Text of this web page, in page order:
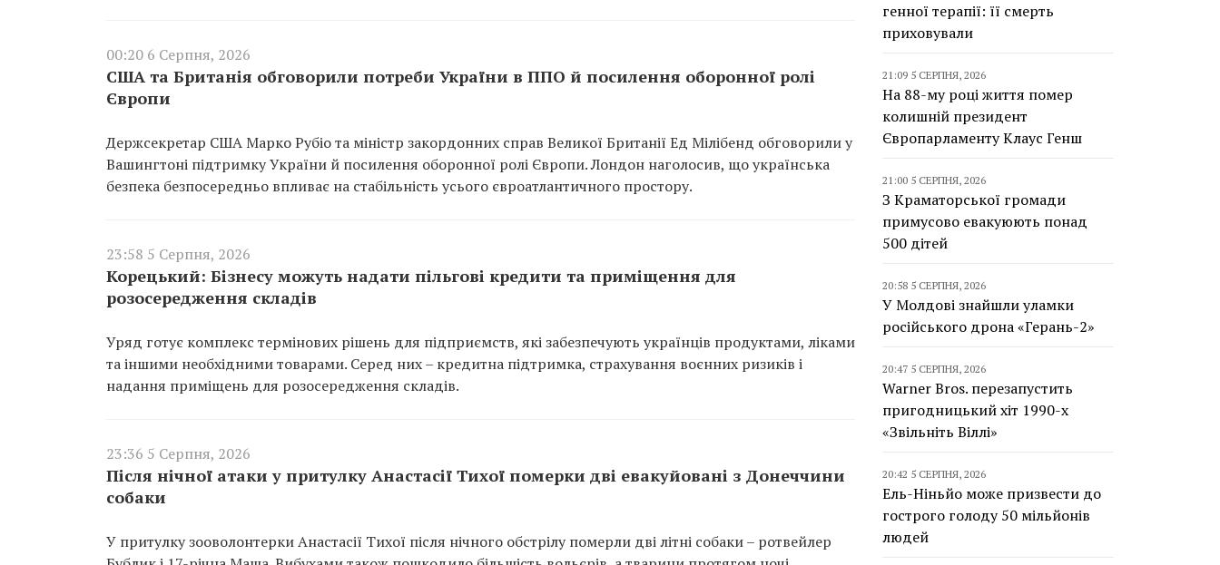
00:20 6 Серпня, 2026
США та Британія обговорили потреби України в ППО й посилення оборонної ролі
Європи
Держсекретар США Марко Рубіо та міністр закордонних справ Великої Британії Ед Мілібенд обговорили у
Вашингтоні підтримку України й посилення оборонної ролі Європи. Лондон наголосив, що українська
безпека безпосередньо впливає на стабільність усього євроатлантичного простору.
23:58 5 Серпня, 2026
Корецький: Бізнесу можуть надати пільгові кредити та приміщення для
розосередження складів
Уряд готує комплекс термінових рішень для підприємств, які забезпечують українців продуктами, ліками
та іншими необхідними товарами. Серед них – кредитна підтримка, страхування воєнних ризиків і
надання приміщень для розосередження складів.
23:36 5 Серпня, 2026
Після нічної атаки у притулку Анастасії Тихої померки дві евакуйовані з Донеччини
собаки
У притулку зооволонтерки Анастасії Тихої після нічного обстрілу померли дві літні собаки – ротвейлер
генної терапії: її смерть
приховували
21:09 5 СЕРПНЯ, 2026
На 88-му році життя помер
колишній президент
Європарламенту Клаус Генш
21:00 5 СЕРПНЯ, 2026
З Краматорської громади
примусово евакуюють понад
500 дітей
20:58 5 СЕРПНЯ, 2026
У Молдові знайшли уламки
російського дрона «Герань-2»
20:47 5 СЕРПНЯ, 2026
Warner Bros. перезапустить
пригодницький хіт 1990-х
«Звільніть Віллі»
20:42 5 СЕРПНЯ, 2026
Ель-Ніньйо може призвести до
гострого голоду 50 мільйонів
людей